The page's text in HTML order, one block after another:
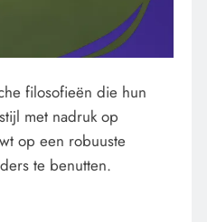
filosofieën die hun
met nadruk op
op een robuuste
te benutten.